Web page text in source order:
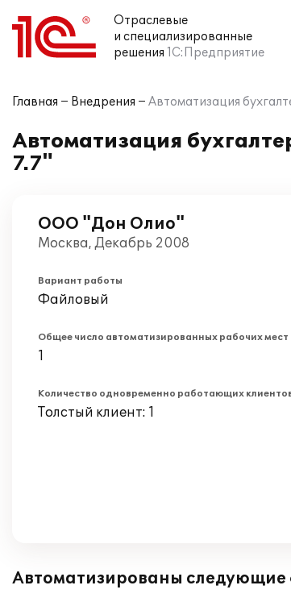
Отраслевые
и специализированные
решения 1С:Предприятие
Главная Внедрения Автоматизация
Автоматизация
7.7"
ООО "Дон Олио"
Москва, Декабрь 2008
Вариант работы
Файловый
Общее число автоматизированных рабочих мест
1
Количество одновременно работающих
Толстый клиент: 1
Автоматизированы следующие